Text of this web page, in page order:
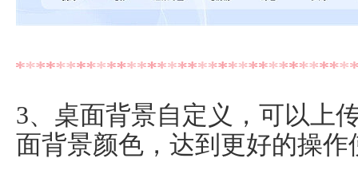
3、桌面背景自定义，可以上
面背景颜色，达到更好的操作